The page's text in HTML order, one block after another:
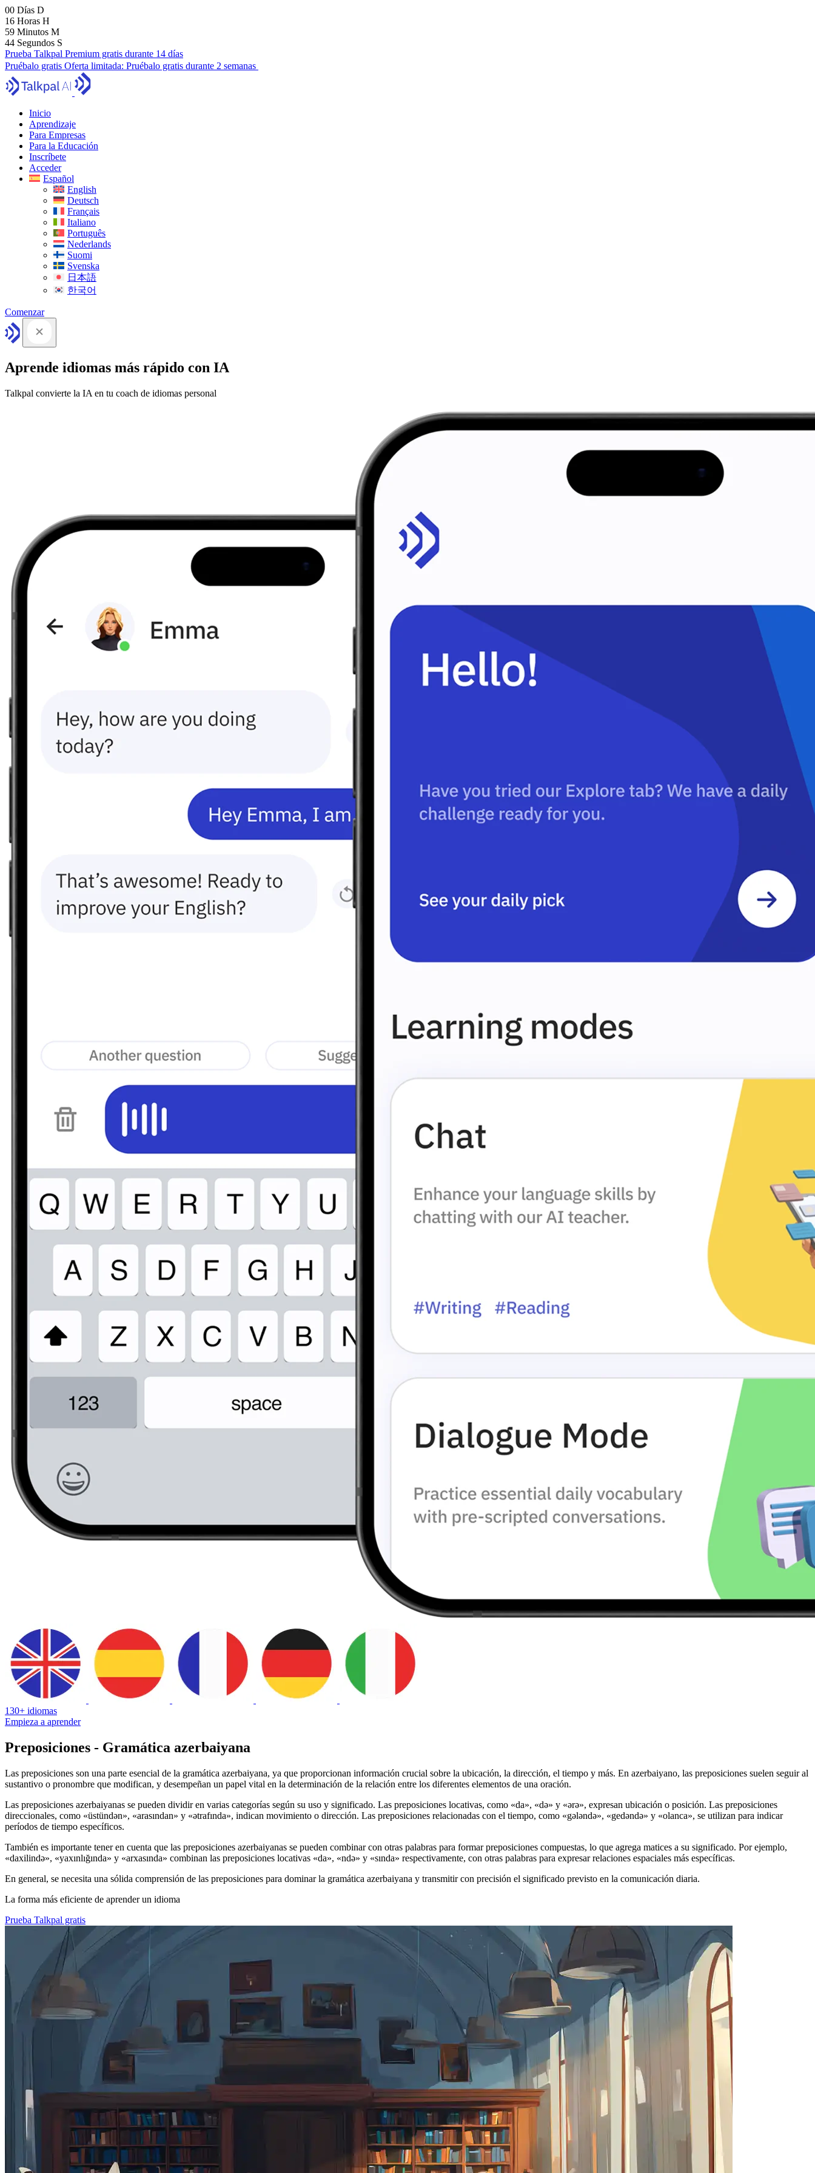
00 Días D
16 Horas H
59 Minutos M
43 Segundos S
Prueba Talkpal Premium gratis durante 14 días
Pruébalo gratis Oferta limitada: Pruébalo gratis durante 2 semanas
Inicio
Aprendizaje
Para Empresas
Para la Educación
Inscríbete
Acceder
Español
English
Deutsch
Français
Italiano
Português
Nederlands
Suomi
Svenska
日本語
한국어
Comenzar
Aprende idiomas más rápido con IA
Talkpal convierte la IA en tu coach de idiomas personal
130+ idiomas
Empieza a aprender
Preposiciones - Gramática azerbaiyana
Las preposiciones son una parte esencial de la gramática azerbaiyana, ya que proporcionan información crucial sobre la ubicación, la dirección, el tiempo y más. En azerbaiyano, las preposiciones suelen seguir al
sustantivo o pronombre que modifican, y desempeñan un papel vital en la determinación de la relación entre los diferentes elementos de una oración.
Las preposiciones azerbaiyanas se pueden dividir en varias categorías según su uso y significado. Las preposiciones locativas, como «da», «də» y «ərə», expresan ubicación o posición. Las preposiciones
direccionales, como «üstündən», «arasından» y «ətrafında», indican movimiento o dirección. Las preposiciones relacionadas con el tiempo, como «gələndə», «gedəndə» y «olanca», se utilizan para indicar
períodos de tiempo específicos.
También es importante tener en cuenta que las preposiciones azerbaiyanas se pueden combinar con otras palabras para formar preposiciones compuestas, lo que agrega matices a su significado. Por ejemplo,
«daxilində», «yaxınlığında» y «arxasında» combinan las preposiciones locativas «da», «ndə» y «sında» respectivamente, con otras palabras para expresar relaciones espaciales más específicas.
En general, se necesita una sólida comprensión de las preposiciones para dominar la gramática azerbaiyana y transmitir con precisión el significado previsto en la comunicación diaria.
La forma más eficiente de aprender un idioma
Prueba Talkpal gratis